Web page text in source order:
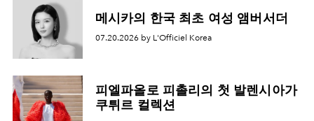
메시카의 한국 최초 여성 앰버서더
07.20.2026 by L'Officiel Korea
피엘파올로 피촐리의 첫 발렌시아가
쿠튀르 컬렉션